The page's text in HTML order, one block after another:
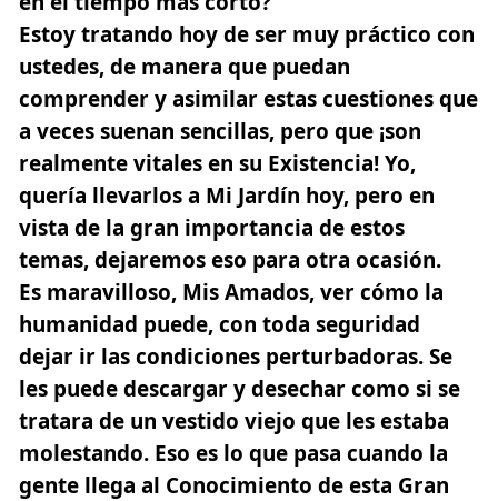
Estoy tratando hoy de ser muy práctico con
ustedes, de manera que puedan
comprender y asimilar estas cuestiones que
a veces suenan sencillas, pero que ¡son
realmente vitales en su Existencia! Yo,
quería llevarlos a Mi Jardín hoy, pero en
vista de la gran importancia de estos
temas, dejaremos eso para otra ocasión.
Es maravilloso, Mis Amados, ver cómo la
humanidad puede, con toda seguridad
dejar ir las condiciones perturbadoras. Se
les puede descargar y desechar como si se
tratara de un vestido viejo que les estaba
molestando. Eso es lo que pasa cuando la
gente llega al Conocimiento de esta Gran